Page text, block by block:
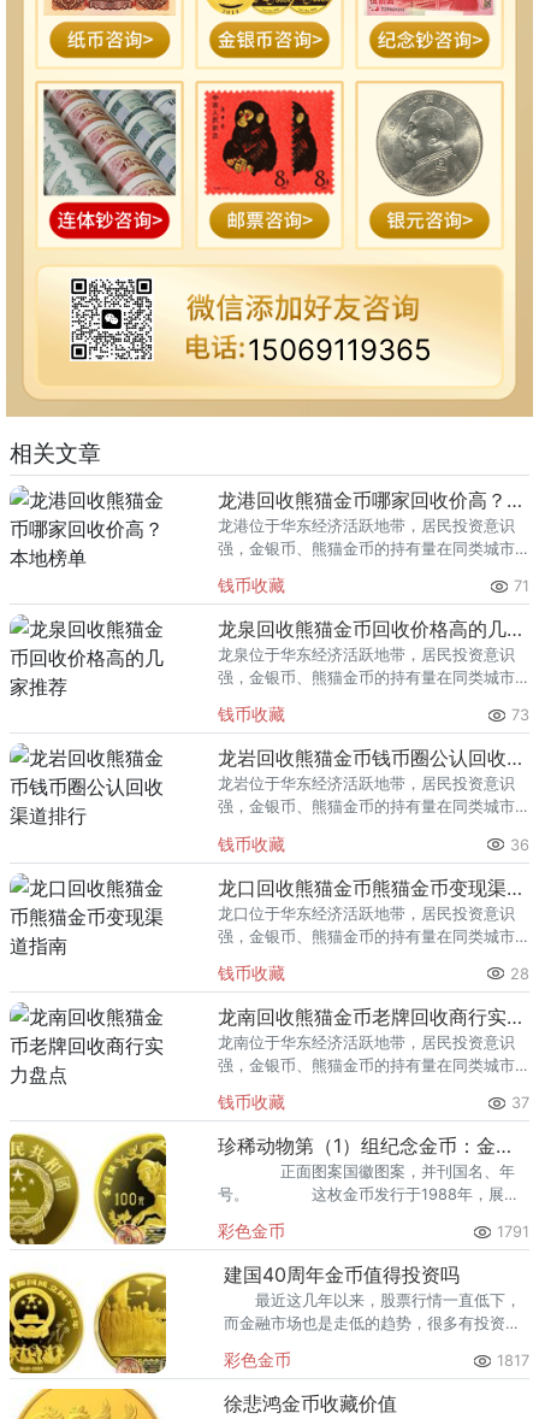
15069119365
相关文章
龙港回收熊猫金币哪家回收价高？本地榜单
龙港位于华东经济活跃地带，居民投资意识
强，金银币、熊猫金币的持有量在同类城市
熊猫金币的需求就明显升温，但鱼龙混杂的
回收渠道里，能精准识别版别溢
钱币收藏 71
龙泉回收熊猫金币回收价格高的几家推荐
龙泉位于华东经济活跃地带，居民投资意识
强，金银币、熊猫金币的持有量在同类城市
熊猫金币的需求就明显升温，但鱼龙混杂的
回收渠道里，能精准识别版别溢
钱币收藏 73
龙岩回收熊猫金币钱币圈公认回收渠道排行
龙岩位于华东经济活跃地带，居民投资意识
强，金银币、熊猫金币的持有量在同类城市
熊猫金币的需求就明显升温，但鱼龙混杂的
回收渠道里，能精准识别版别溢
钱币收藏 36
龙口回收熊猫金币熊猫金币变现渠道指南
龙口位于华东经济活跃地带，居民投资意识
强，金银币、熊猫金币的持有量在同类城市
熊猫金币的需求就明显升温，但鱼龙混杂的
回收渠道里，能精准识别版别溢
钱币收藏 28
龙南回收熊猫金币老牌回收商行实力盘点
龙南位于华东经济活跃地带，居民投资意识
强，金银币、熊猫金币的持有量在同类城市
熊猫金币的需求就明显升温，但鱼龙混杂的
回收渠道里，能精准识别版别溢
钱币收藏 37
珍稀动物第（1）组纪念金币：金丝猴
正面图案国徽图案，并刊国名、年
号。 这枚金币发行于1988年，展现
彩色金币 1791
建国40周年金币值得投资吗
最近这几年以来，股票行情一直低下，
而金融市场也是走低的趋势，很多有投资眼
市场越来越活跃。建国40周年金币就是一款
十分不错的投资收藏品。
彩色金币 1817
徐悲鸿金币收藏价值